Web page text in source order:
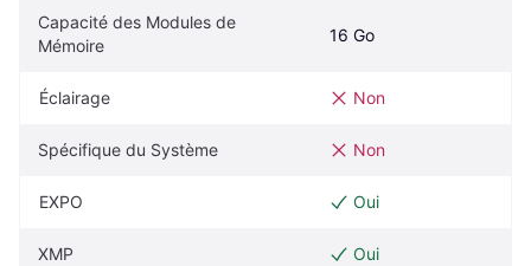
Capacité des Modules de
Mémoire
16 Go
Éclairage Non
Spécifique du Système Non
EXPO Oui
XMP Oui